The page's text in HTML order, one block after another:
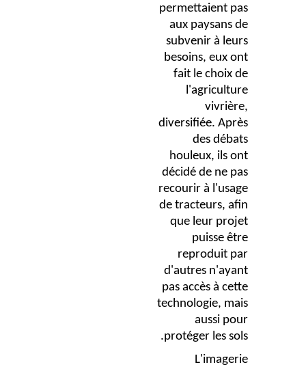
permettaient pas
aux paysans de
subvenir à leurs
besoins, eux ont
fait le choix de
l'agriculture
vivrière,
diversifiée. Après
des débats
houleux, ils ont
décidé de ne pas
recourir à l'usage
de tracteurs, afin
que leur projet
puisse être
reproduit par
d'autres n'ayant
pas accès à cette
technologie, mais
aussi pour
protéger les sols.
L'imagerie